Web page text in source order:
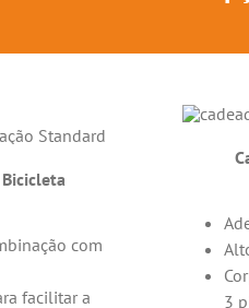
com
facilitar a
3